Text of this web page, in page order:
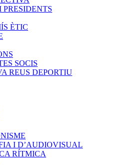
PRESIDENTS
ÈTIC
SOCIS
REUS DEPORTIU
I D’AUDIOVISUAL
RÍTMICA